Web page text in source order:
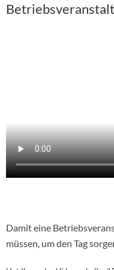
Damit eine
müssen, um den Tag